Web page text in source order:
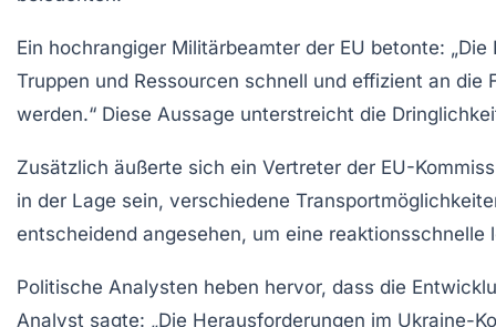
Ein hochrangiger Militärbeamter der EU betonte:
Truppen und Ressourcen schnell und effizient an
werden.“ Diese Aussage unterstreicht die
Zusätzlich äußerte sich ein Vertreter der EU-
in der Lage sein, verschiedene
entscheidend angesehen, um eine
Politische Analysten heben hervor, dass die
Analyst sagte: „Die Herausforderungen im Ukraine-